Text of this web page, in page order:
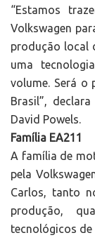
“Estamos
Volkswagen
produção local
uma
volume. Será o
Brasil”,
David Powels.
Família EA211
A família de
pela
Carlos, tanto
produção,
tecnológicos de